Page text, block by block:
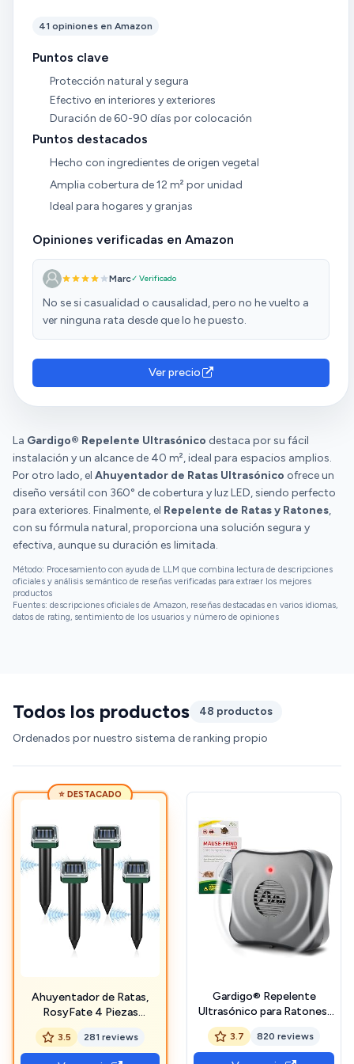
41 opiniones en Amazon
Puntos clave
Protección natural y segura
Efectivo en interiores y exteriores
Duración de 60-90 días por colocación
Puntos destacados
Hecho con ingredientes de origen vegetal
Amplia cobertura de 12 m² por unidad
Ideal para hogares y granjas
Opiniones verificadas en Amazon
Marc✓ Verificado
No se si casualidad o causalidad, pero no he vuelto a
ver ninguna rata desde que lo he puesto.
Ver precio
La Gardigo® Repelente Ultrasónico destaca por su fácil
instalación y un alcance de 40 m², ideal para espacios amplios.
Por otro lado, el Ahuyentador de Ratas Ultrasónico ofrece un
diseño versátil con 360° de cobertura y luz LED, siendo perfecto
para exteriores. Finalmente, el Repelente de Ratas y Ratones,
con su fórmula natural, proporciona una solución segura y
efectiva, aunque su duración es limitada.
Método: Procesamiento con ayuda de LLM que combina lectura de descripciones
oficiales y análisis semántico de reseñas verificadas para extraer los mejores
productos
Fuentes: descripciones oficiales de Amazon, reseñas destacadas en varios idiomas,
datos de rating, sentimiento de los usuarios y número de opiniones
Todos los productos
48 productos
Ordenados por nuestro sistema de ranking propio
⭐ DESTACADO
Ahuyentador de Ratas,
RosyFate 4 Piezas
Repelente Ratas
Ultrasonido Exterior,
Ahuyentador de Topos y
3.5 281 reviews
Gardigo® Repelente
Ultrasónico para Ratones,
Ratas, y Otros Roedores I
Efectivo y Fácil de Usar I
Alcance de 40 m² I
3.7 820 reviews